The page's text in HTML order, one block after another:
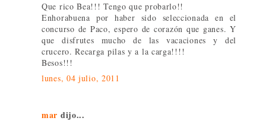
Que rico Bea!!! Tengo que probarlo!!
Enhorabuena por haber sido seleccionada en el
concurso de Paco, espero de corazón que ganes. Y
que disfrutes mucho de las vacaciones y del
crucero. Recarga pilas y a la carga!!!!
Besos!!!
lunes, 04 julio, 2011
mar dijo...